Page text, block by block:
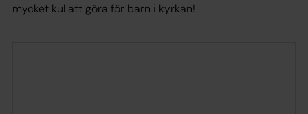
mycket kul att göra för barn i kyrkan!